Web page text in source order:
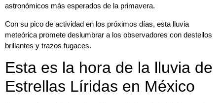
astronómicos más esperados de la primavera.
Con su pico de actividad en los próximos días, esta lluvia
meteórica promete deslumbrar a los observadores con destellos
brillantes y trazos fugaces.
Esta es la hora de la lluvia de
Estrellas Líridas en México